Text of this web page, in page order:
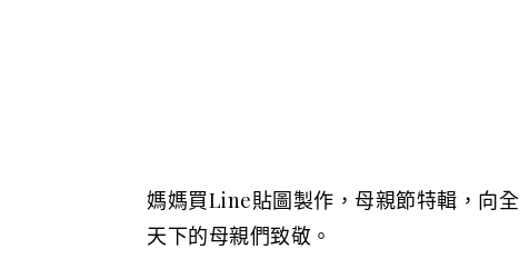
媽媽買Line貼圖製作，母親節特輯，向全
天下的母親們致敬。